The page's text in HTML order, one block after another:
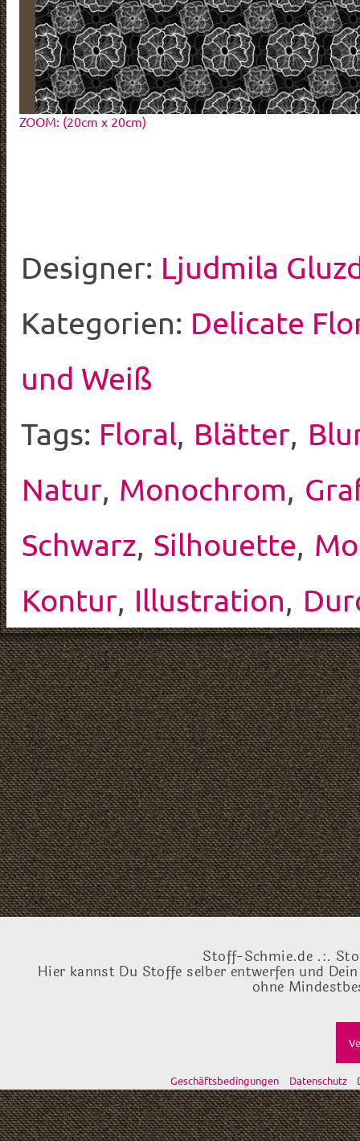
ZOOM: (20cm x 20cm)
Designer: Ljudmila
Kategorien: Delicate
und Weiß
Tags: Floral, Blätter,
Natur, Monochrom,
Schwarz, Silhouette,
Kontur, Illustration,
Stoff-Schmie.de .:.
Hier kannst Du Stoffe selber entwerfen und
ohne
Geschäftsbedingungen Datenschutz